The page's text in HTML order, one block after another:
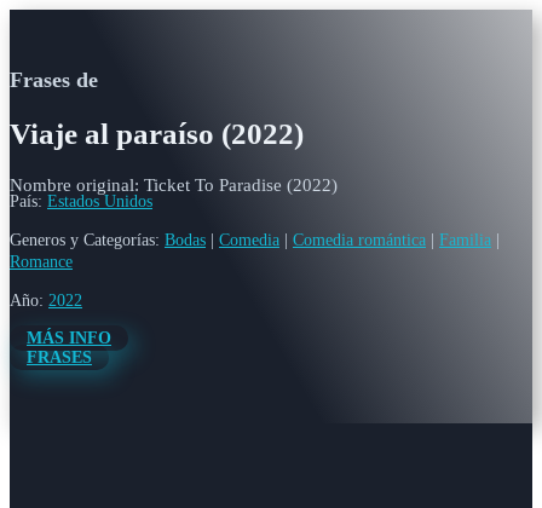
Frases de
Viaje al paraíso (2022)
Nombre original: Ticket To Paradise (2022)
País: Estados Unidos
Generos y Categorías: Bodas Comedia Comedia romántica Familia
Romance
Año: 2022
MÁS INFO
FRASES